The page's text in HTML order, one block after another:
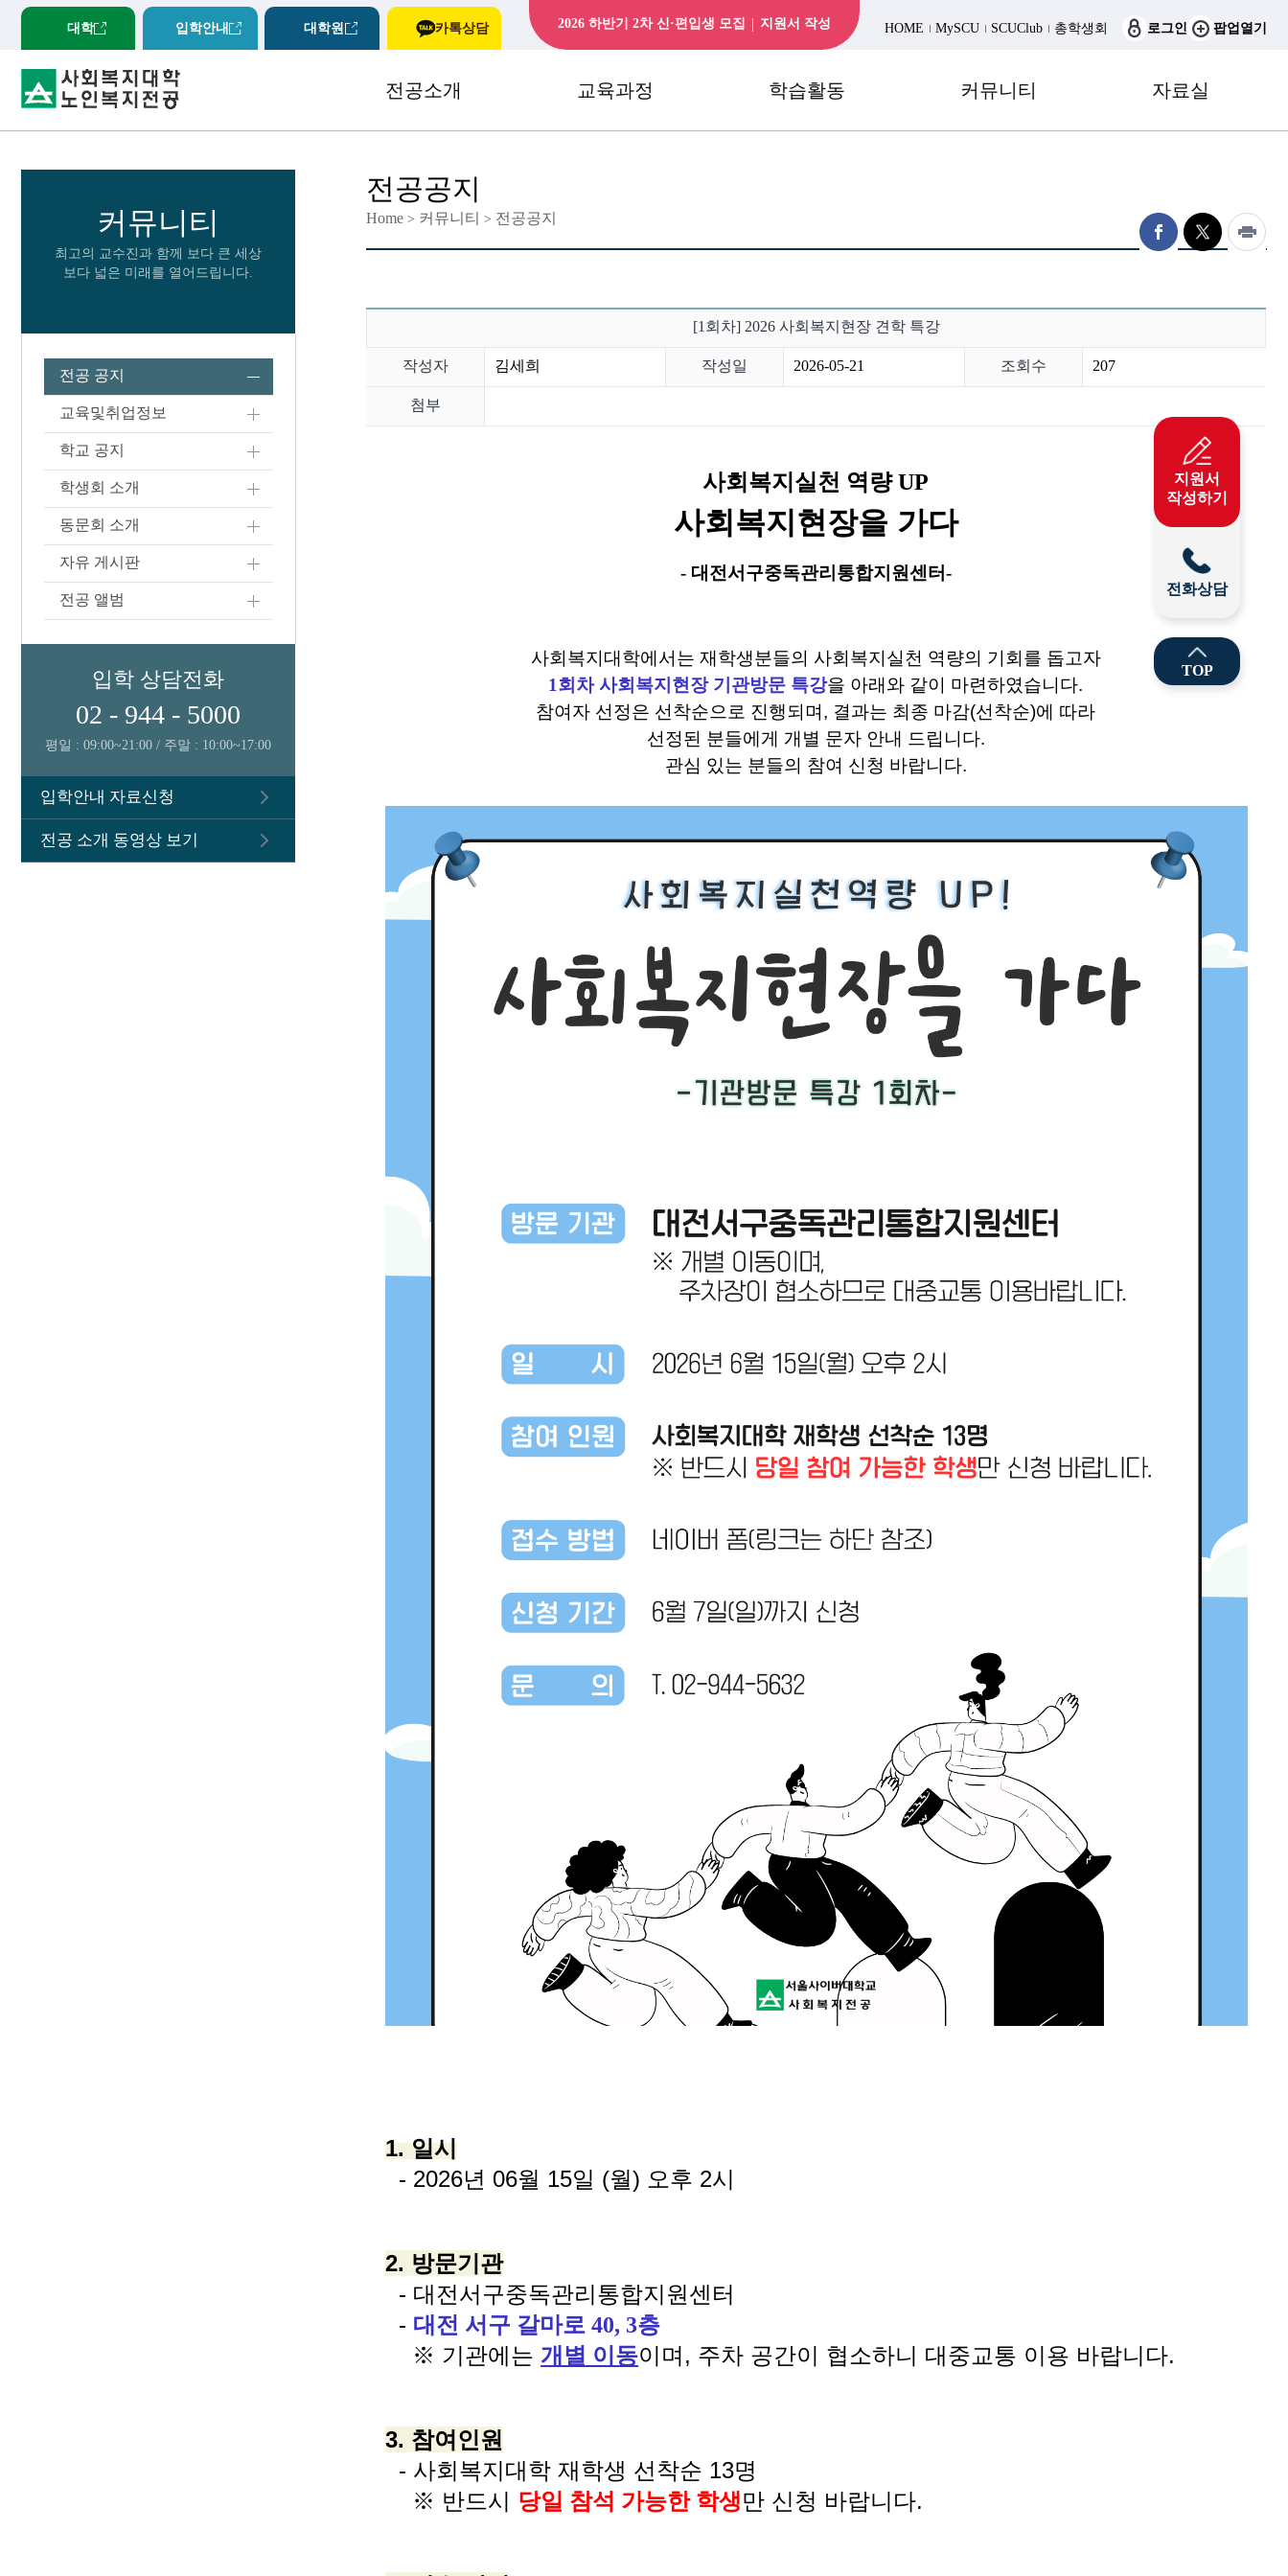
대학 입학안내 대학원 카톡상담 2026 하반기 2차 신·편입생 모집 | 지원서 작성 HOME MySCU SCUClub 총학생회 로그인 팝업열기
전공소개 교육과정 학습활동 커뮤니티 자료실
커뮤니티
최고의 교수진과 함께 보다 큰 세상
보다 넓은 미래를 열어드립니다.
전공 공지
교육및취업정보
학교 공지
학생회 소개
동문회 소개
자유 게시판
전공 앨범
입학 상담전화
02 - 944 - 5000
평일 : 09:00~21:00 / 주말 : 10:00~17:00
입학안내 자료신청
전공 소개 동영상 보기
전공공지
Home > 커뮤니티 > 전공공지
[1회차] 2026 사회복지현장 견학 특강
작성자 김세희 작성일 2026-05-21 조회수 207
첨부
사회복지실천 역량 UP
사회복지현장을 가다
- 대전서구중독관리통합지원센터-
사회복지대학에서는 재학생분들의 사회복지실천 역량의 기회를 돕고자
1회차 사회복지현장 기관방문 특강을 아래와 같이 마련하였습니다.
참여자 선정은 선착순으로 진행되며, 결과는 최종 마감(선착순)에 따라
선정된 분들에게 개별 문자 안내 드립니다.
관심 있는 분들의 참여 신청 바랍니다.
1.일시
- 2026년 06월 15일 (월) 오후 2시
2. 방문기관
- 대전서구중독관리통합지원센터
- 대전 서구 갈마로 40, 3층
※ 기관에는 개별 이동이며, 주차 공간이 협소하니 대중교통 이용 바랍니다.
3. 참여인원
- 사회복지대학 재학생 선착순 13명
※ 반드시 당일 참석 가능한 학생만 신청 바랍니다.
지원서
작성하기
전화상담
TOP